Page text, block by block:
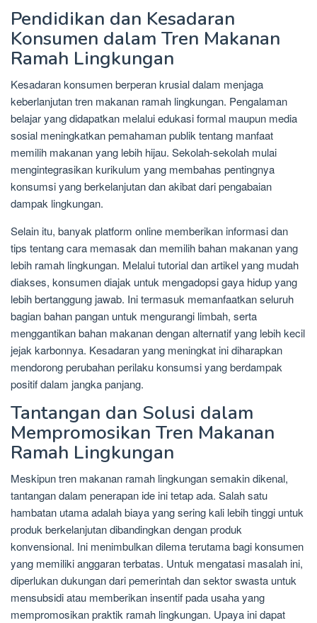
Pendidikan dan Kesadaran
Konsumen dalam Tren Makanan
Ramah Lingkungan
Kesadaran konsumen berperan krusial dalam menjaga
keberlanjutan tren makanan ramah lingkungan. Pengalaman
belajar yang didapatkan melalui edukasi formal maupun media
sosial meningkatkan pemahaman publik tentang manfaat
memilih makanan yang lebih hijau. Sekolah-sekolah mulai
mengintegrasikan kurikulum yang membahas pentingnya
konsumsi yang berkelanjutan dan akibat dari pengabaian
dampak lingkungan.
Selain itu, banyak platform online memberikan informasi dan
tips tentang cara memasak dan memilih bahan makanan yang
lebih ramah lingkungan. Melalui tutorial dan artikel yang mudah
diakses, konsumen diajak untuk mengadopsi gaya hidup yang
lebih bertanggung jawab. Ini termasuk memanfaatkan seluruh
bagian bahan pangan untuk mengurangi limbah, serta
menggantikan bahan makanan dengan alternatif yang lebih kecil
jejak karbonnya. Kesadaran yang meningkat ini diharapkan
mendorong perubahan perilaku konsumsi yang berdampak
positif dalam jangka panjang.
Tantangan dan Solusi dalam
Mempromosikan Tren Makanan
Ramah Lingkungan
Meskipun tren makanan ramah lingkungan semakin dikenal,
tantangan dalam penerapan ide ini tetap ada. Salah satu
hambatan utama adalah biaya yang sering kali lebih tinggi untuk
produk berkelanjutan dibandingkan dengan produk
konvensional. Ini menimbulkan dilema terutama bagi konsumen
yang memiliki anggaran terbatas. Untuk mengatasi masalah ini,
diperlukan dukungan dari pemerintah dan sektor swasta untuk
mensubsidi atau memberikan insentif pada usaha yang
mempromosikan praktik ramah lingkungan. Upaya ini dapat